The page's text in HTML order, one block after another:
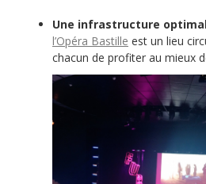
Une infrastructure
l’Opéra Bastille est un lieu
chacun de profiter au mieux